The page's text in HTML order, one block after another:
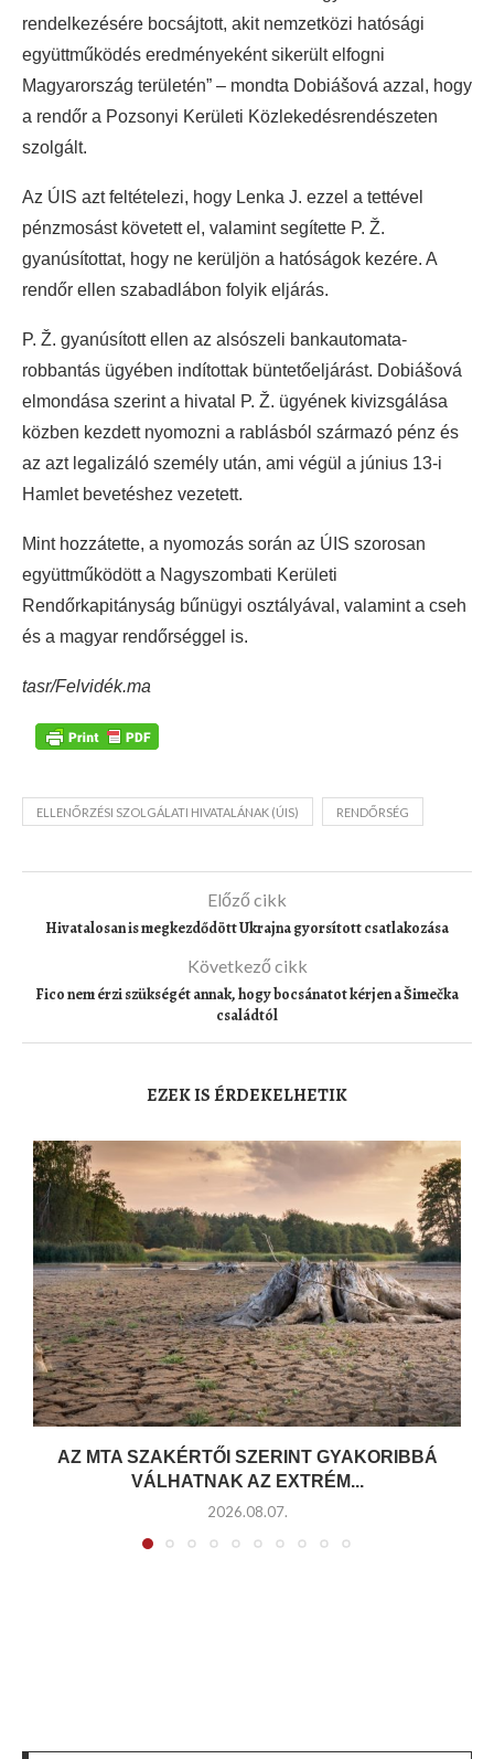
rendelkezésére bocsájtott, akit nemzetközi hatósági
együttműködés eredményeként sikerült elfogni
Magyarország területén” – mondta Dobiášová azzal, hogy
a rendőr a Pozsonyi Kerületi Közlekedésrendészeten
szolgált.
Az ÚIS azt feltételezi, hogy Lenka J. ezzel a tettével
pénzmosást követett el, valamint segítette P. Ž.
gyanúsítottat, hogy ne kerüljön a hatóságok kezére. A
rendőr ellen szabadlábon folyik eljárás.
P. Ž. gyanúsított ellen az alsószeli bankautomata-
robbantás ügyében indítottak büntetőeljárást. Dobiášová
elmondása szerint a hivatal P. Ž. ügyének kivizsgálása
közben kezdett nyomozni a rablásból származó pénz és
az azt legalizáló személy után, ami végül a június 13-i
Hamlet bevetéshez vezetett.
Mint hozzátette, a nyomozás során az ÚIS szorosan
együttműködött a Nagyszombati Kerületi
Rendőrkapitányság bűnügyi osztályával, valamint a cseh
és a magyar rendőrséggel is.
tasr/Felvidék.ma
ELLENŐRZÉSI SZOLGÁLATI HIVATALÁNAK (ÚIS) RENDŐRSÉG
Előző cikk
Hivatalosan is megkezdődött Ukrajna gyorsított csatlakozása
Következő cikk
Fico nem érzi szükségét annak, hogy bocsánatot kérjen a Šimečka
családtól
EZEK IS ÉRDEKELHETIK
AZ MTA SZAKÉRTŐI SZERINT GYAKORIBBÁ
VÁLHATNAK AZ EXTRÉM...
2026.08.07.